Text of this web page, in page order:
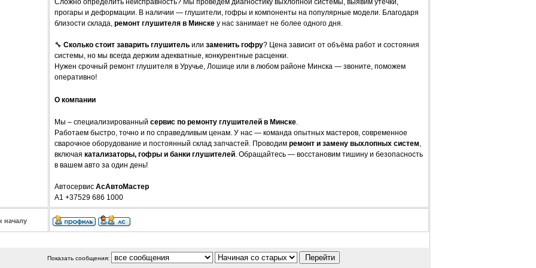
Сложно определить неисправность? Мы проведем диагностику выхлопной системы, выявим утечки,
прогары и деформации. В наличии — глушители, гофры и компоненты на популярные модели. Благодаря
близости склада, ремонт глушителя в Минскеу нас занимает не более одного дня.
🔧 Сколько стоит заварить глушительили заменить гофру? Цена зависит от объёма работ и состояния
системы, но мы всегда держим адекватные, конкурентные расценки.
Нужен срочный ремонт глушителя в Уручье, Лошице или в любом районе Минска — звоните, поможем
оперативно!
О компании
Мы – специализированный сервис по ремонту глушителей в Минске.
Работаем быстро, точно и по справедливым ценам. У нас — команда опытных мастеров, современное
сварочное оборудование и постоянный склад запчастей. Проводим ремонт и замену выхлопных систем,
включая катализаторы, гофры и банки глушителей. Обращайтесь — восстановим тишину и безопасность
в вашем авто за один день!
Автосервис АсАвтоМастер
A1 +37529 686 1000
началу
Показать сообщения: